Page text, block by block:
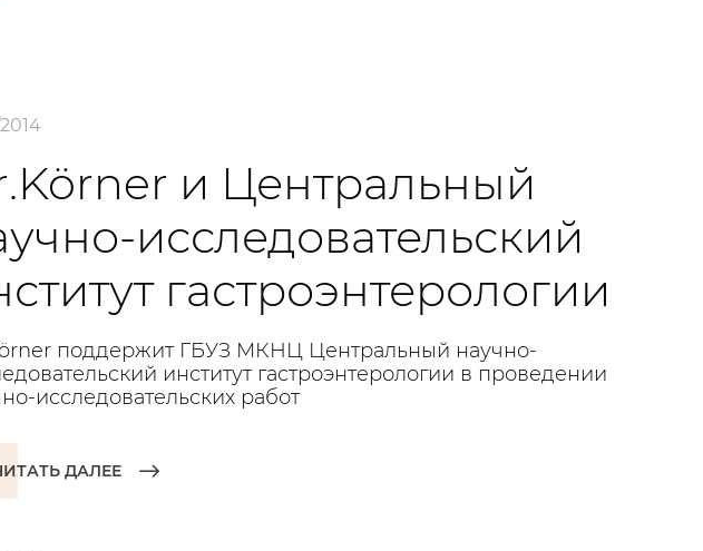
и Центральный
исследовательский
гастроэнтерологии
поддержит ГБУЗ МКНЦ Центральный научно-
институт гастроэнтерологии в проведении
исследовательских работ
ДАЛЕЕ